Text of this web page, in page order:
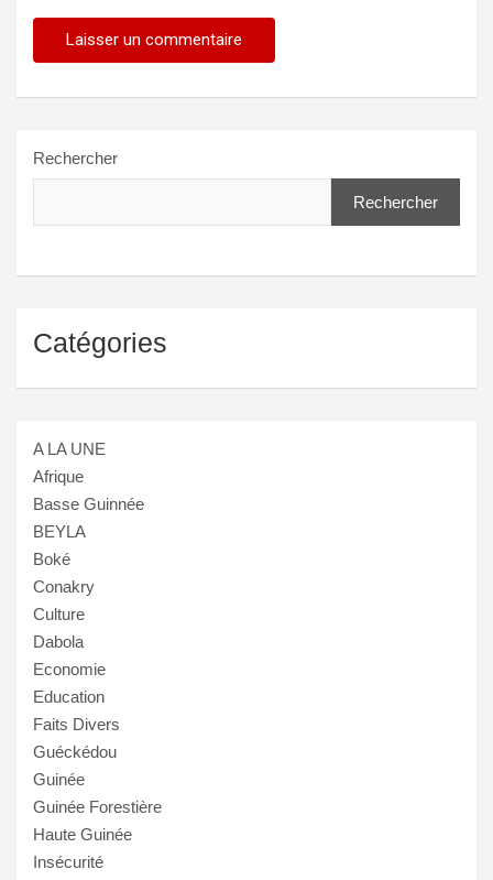
Rechercher
Rechercher
Catégories
A LA UNE
Afrique
Basse Guinnée
BEYLA
Boké
Conakry
Culture
Dabola
Economie
Education
Faits Divers
Guéckédou
Guinée
Guinée Forestière
Haute Guinée
Insécurité